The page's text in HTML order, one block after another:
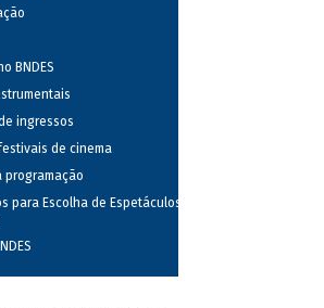
BNDES
ingressos
de cinema
programação
para Escolha de Espetáculos